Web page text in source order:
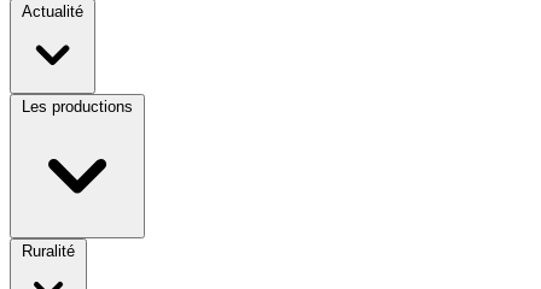
Actualité
Les productions
Ruralité